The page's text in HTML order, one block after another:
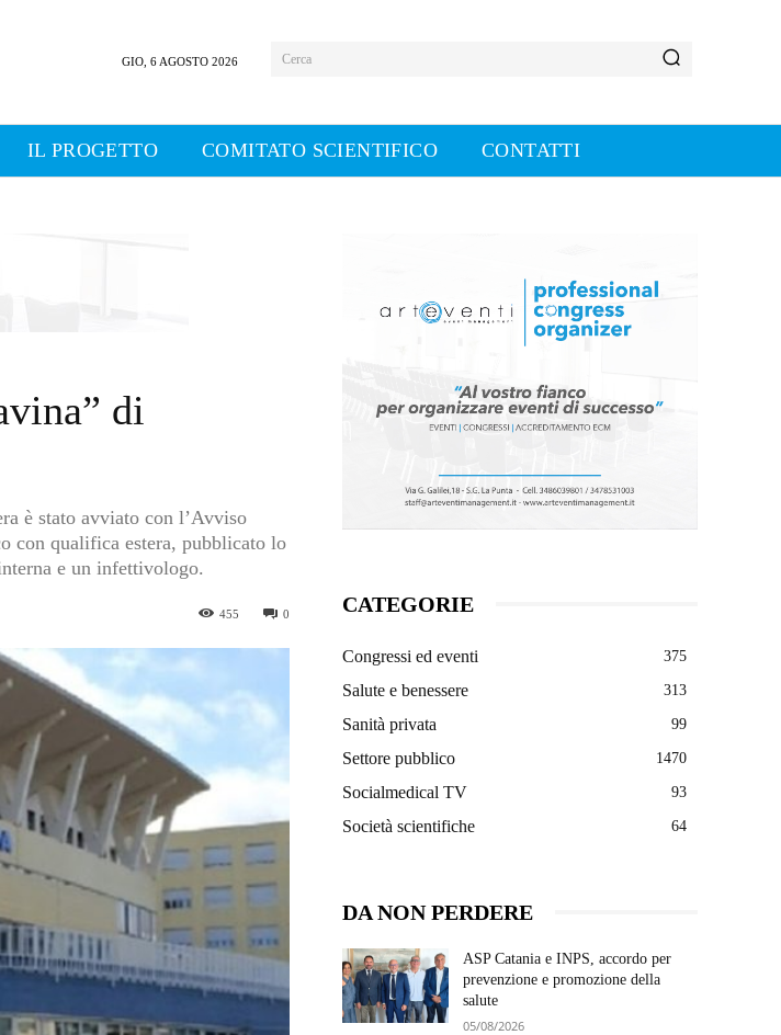
GIO, 6 AGOSTO 2026 Cerca
IL PROGETTO COMITATO SCIENTIFICO CONTATTI
di
è stato avviato con l’Avviso
con qualifica estera, pubblicato lo
e un infettivologo.
0
455 CATEGORIE
Congressi ed eventi 375
Salute e benessere 313
Sanità privata 99
Settore pubblico 1470
Socialmedical TV 93
Società scientifiche 64
DA NON PERDERE
ASP Catania e INPS, accordo per
prevenzione e promozione della
salute
05/08/2026